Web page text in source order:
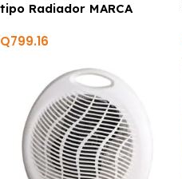
tipo Radiador MARCA
Q799.16